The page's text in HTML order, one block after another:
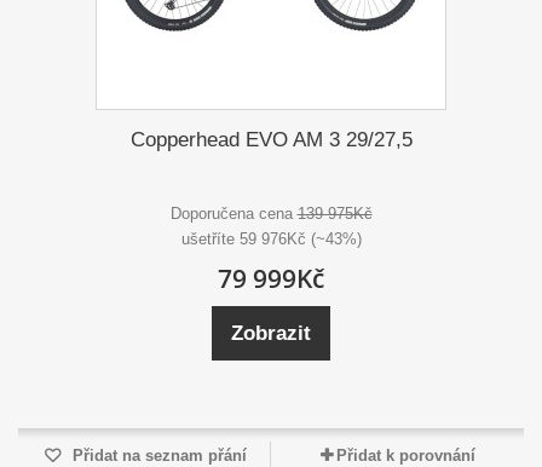
Copperhead EVO AM 3 29/27,5
Doporučena cena139 975Kč
ušetříte 59 976Kč (~43%)
79 999Kč
Zobrazit
Přidat na seznam přání Přidat k porovnání